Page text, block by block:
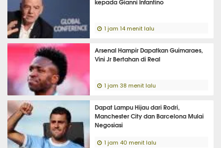
1 jam 14 menit lalu
Arsenal Hampir Dapatkan Guimaraes,
Vini Jr Bertahan di Real
1 jam 38 menit lalu
Dapat Lampu Hijau dari Rodri,
Manchester City dan Barcelona Mulai
Negosiasi
1 jam 40 menit lalu